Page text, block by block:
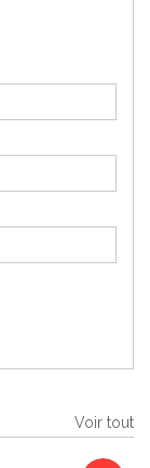
Voir tout